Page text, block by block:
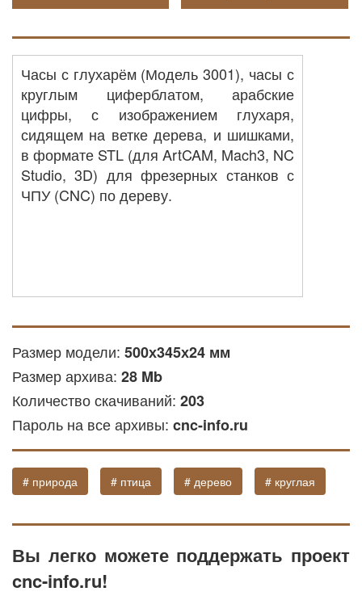
Часы с глухарём (Модель 3001), часы с
круглым циферблатом, арабские
цифры, с изображением глухаря,
сидящем на ветке дерева, и шишками,
в формате STL (для ArtCAM, Mach3, NC
Studio, 3D) для фрезерных станков с
ЧПУ (CNC) по дереву.
Размер модели: 500х345х24 мм
Размер архива: 28 Mb
Количество скачиваний: 203
Пароль на все архивы: cnc-info.ru
# природа # птица # дерево # круглая
Вы легко можете поддержать проект
cnc-info.ru!